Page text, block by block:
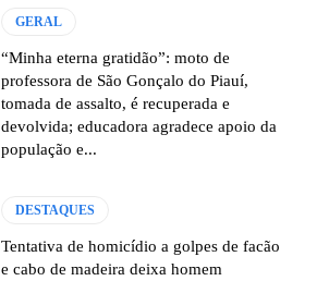
GERAL
“Minha eterna gratidão”: moto de
professora de São Gonçalo do Piauí,
tomada de assalto, é recuperada e
devolvida; educadora agradece apoio da
população e...
DESTAQUES
Tentativa de homicídio a golpes de facão
e cabo de madeira deixa homem